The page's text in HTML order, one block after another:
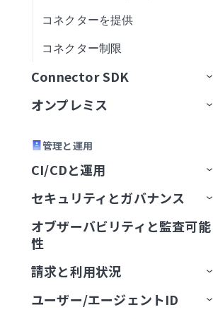
Upsert（バッチ）
CSVファイルからレコード
フルフィルメントを一覧表
文を一覧表示
ロケーションを一覧表示
製品バリアントを一覧表示
顧客を検索
注文を検索
請求書メールを送信
在庫レベルを設定
ボードを検索（バッチ）
カードを検索（バッチ）
カードを更新
チェックリスト項目を更新
ビジネスオブジェクトを検
新
新規/更新済みタスク（リア
ルタイム）
新規/更新済みタイムログ
タイムログを作成
カスタム項目から作業を作
添付ファイルを削除
添付ファイルをダウンロー
ド
IDで承認を取得
添付ファイルメタデータを
取得
新規/更新済みアカウント
新規/更新済みクレジットノ
新規/更新済み前払い
作成
連絡先を作成
明細を含むクレジットノー
トを作成
を作成
成
項目を作成
ッチ）
レコードを作成/更新
メンバーシップを作成
カスタムオブジェクトを作
チケットを検索
外部IDでチケットのリスト
を取得
IDでチケット詳細を取得
ユーザーを検索
IDでユーザー詳細を取得
組織
新規連絡先
新規カスタムオブジェクト
新規取引
新規請求書
新規ベンダー
新規/更新済みアカウント
新規/更新済み通話
新規/更新済み連絡先
新規/更新済み連絡先（バッ
作成
カスタムオブジェクトをバ
ッチ更新
標準オブジェクトをバッチ
カスタムオブジェクトをバ
ッチupsert
標準オブジェクトをバッチ
upsert
カスタムオブジェクトを一
標準オブジェクトを一括作
成
登録者を追加または検索
ユーザーを追加、更新、ま
ベストプラクティス
レコードの作成
レコードの更新
レコードを検索
レコードをクエリ
コネクション設定
タスクを再開
ユースケース
アクション
タスクステータスを取得
GraphQL
コネクション設定
アクション
レコードをクエリ
カスタムアクション
HTTP
HTTPコネクタとConnector
HTTPベースURLを設定
ポーリングトリガー経由の新
規イベント
HTTPアクション経由でリクエ
HTTPエラー処理
HTTPに関するFAQ
OData
コネクション設定
トリガー
新規レコード
新規/更新済みレコード
アクション
バッチリクエスト
レコードの削除
操作の実行
OpenAPI
認証
設定
トリガー
新規/更新済みレコードバッ
レコードの作成
カスタムアクション
カスタムコネクターを作成
ユーザーインターフェースを
インストール
コネクション設定
操作の実行
コネクタをカスタマイズ
カスタムコネクター
カスタムアクション
デモアプリ
Aconex
コネクション設定
トリガー
新規/更新済みドキュメント
アクション
スを確認
プロジェクトをコピー
メールを作成
下書きメールを削除
レコードをダウンロード
メールメタデータを取得
Airwallex
前提条件
コネクション設定
新規レコード
アクション
設定操作
操作の実行
得
レコードの検索
Amazon Textract
コネクション設定
ドキュメント分析取得アクシ
ョン
融資分析取得アクション
ドキュメント分析開始アクシ
融資分析開始アクション
Amplify
コネクション設定
アクション
レコードの作成
操作の実行
IDによるレコード詳細の取
前提条件
コネクション設定
アクション
IDによるレコード詳細の取
AWS Comprehend
コネクション設定
アクション
レコードの作成
レコード詳細を取得
AWS Glue
前提条件
トリガー
S3内の新規ファイル
アクション
AlayaCare
コネクション設定
アクション
前提条件
コネクション設定
Azure DevOps
コネクション設定
Azure File Storage
コネクターを提供
コネクター制限
Connector SDK
プラットフォームクイックス
テストコードタブ
バージョン管理
コネクターを共有
Connector SDKのFAQ
ハウツーガイド
最初のコネクターを構築
OpenAPI仕様によるコネクタ
の生成
基本認証
APIキー
データ形式の処理
JSONの処理
アクションの構築
SDKリファレンス
コネクターキーリファレン
ス
認可
test
HTTPメソッド
利用可能なRubyメソッド
CLI
はじめに
ガイド
CLI - test: lambda
Connector SDKの制限
オンプレミス
グループを作成
グループステータス
設定
オンプレミスエージェント
エージェントを追加
Windowsパッケージ
Linux RPMパッケージ
macOSパッケージ
エージェントを実行
エージェントをアップグレード
設定
オンプレミスコネクション
概要
コネクションプロファイル
FAQ
OPA Smart Shunt
オンプレミストラブルシュー
ティング
セットアップとインストールの
問題
オンプレミスの制限
管理と運用
CI/CDと運用
Environment
概要
コラボレーターアクセス
アセットのデプロイ
レシピライフサイクルマネジ
メント
概要
レシピバージョン
オペレーションハブダッシュ
セキュリティとガバナンス
セキュリティコンプライアン
スフレームワーク
PCI-DSSレベル1
ISO 27001
暗号化キー管理
Enterprise Key Management
コネクション認証情報
オブザーバビリティと監査可能
性
請求と利用状況
プラットフォームのエディション
ユーザー/エージェントID